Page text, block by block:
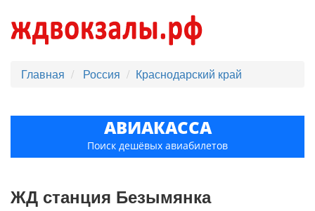
Главная Россия Краснодарский край
АВИАКАССА
Поиск дешёвых авиабилетов
ЖД станция Безымянка